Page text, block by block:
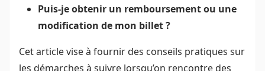
Puis-je obtenir un remboursement ou une
modification de mon billet ?
Cet article vise à fournir des conseils pratiques sur
les démarches à suivre lorsqu’on rencontre des